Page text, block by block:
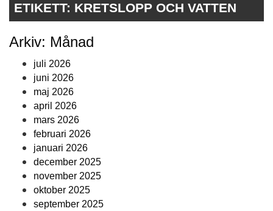
ETIKETT: KRETSLOPP OCH VATTEN
Arkiv: Månad
juli 2026
juni 2026
maj 2026
april 2026
mars 2026
februari 2026
januari 2026
december 2025
november 2025
oktober 2025
september 2025